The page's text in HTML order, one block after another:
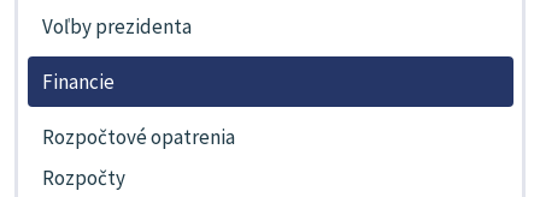
Voľby prezidenta
Financie
Rozpočtové opatrenia
Rozpočty